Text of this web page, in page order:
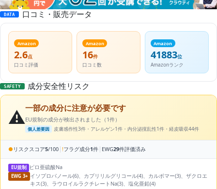
DATA 口コミ・販売データ
Amazon
2.6点
口コミ評価
Amazon
16件
口コミ数
Amazon
41883位
Amazonランク
SAFETY 成分安全性リスク
⚠️一部の成分に注意が必要です
EU規制の成分が検出されました（1件）
個人差要因 皮膚感作性3件・アレルゲン1件・内分泌撹乱性1件・経皮吸収44件
● リスクスコア5/100 | !フラグ成分1件 | EWG29件評価済み
EU規制 ピロ亜硫酸Na
EWG 3+ イソプロパノール(6)、カプリリルグリコール(4)、カルボマー(3)、ザクロエ
キス(3)、ラウロイルラクチレートNa(3)、塩化亜鉛(4)